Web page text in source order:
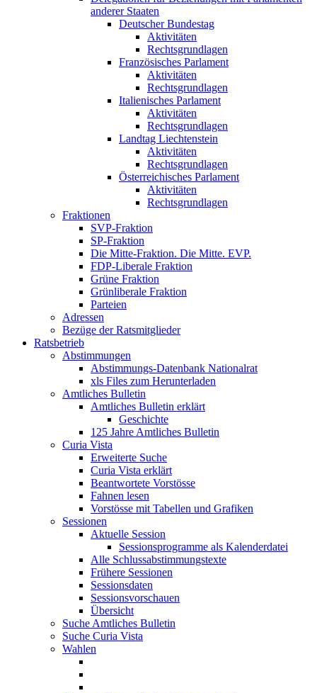
anderer Staaten
Deutscher Bundestag
Aktivitäten
Rechtsgrundlagen
Französisches Parlament
Aktivitäten
Rechtsgrundlagen
Italienisches Parlament
Aktivitäten
Rechtsgrundlagen
Landtag Liechtenstein
Aktivitäten
Rechtsgrundlagen
Österreichisches Parlament
Aktivitäten
Rechtsgrundlagen
Fraktionen
SVP-Fraktion
SP-Fraktion
Die Mitte-Fraktion. Die Mitte. EVP.
FDP-Liberale Fraktion
Grüne Fraktion
Grünliberale Fraktion
Parteien
Adressen
Bezüge der Ratsmitglieder
Ratsbetrieb
Abstimmungen
Abstimmungs-Datenbank Nationalrat
xls Files zum Herunterladen
Amtliches Bulletin
Amtliches Bulletin erklärt
Geschichte
125 Jahre Amtliches Bulletin
Curia Vista
Erweiterte Suche
Curia Vista erklärt
Beantwortete Vorstösse
Fahnen lesen
Vorstösse mit Tabellen und Grafiken
Sessionen
Aktuelle Session
Sessionsprogramme als Kalenderdatei
Alle Schlussabstimmungstexte
Frühere Sessionen
Sessionsdaten
Sessionsvorschauen
Übersicht
Suche Amtliches Bulletin
Suche Curia Vista
Wahlen